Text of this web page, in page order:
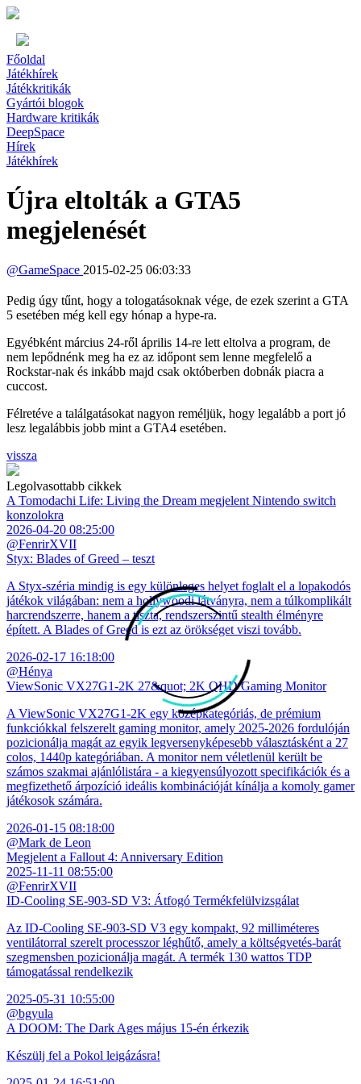
Főoldal
Játékhírek
Játékkritikák
Gyártói blogok
Hardware kritikák
DeepSpace
Hírek
Játékhírek
Újra eltolták a GTA5
megjelenését
@GameSpace 2015-02-25 06:03:33
Pedig úgy tűnt, hogy a tologatásoknak vége, de ezek szerint a GTA
5 esetében még kell egy hónap a hype-ra.
Egyébként március 24-ről április 14-re lett eltolva a program, de
nem lepődnénk meg ha ez az időpont sem lenne megfelelő a
Rockstar-nak és inkább majd csak októberben dobnák piacra a
cuccost.
Félretéve a találgatásokat nagyon reméljük, hogy legalább a port jó
lesz legalábbis jobb mint a GTA4 esetében.
vissza
Legolvasottabb cikkek
A Tomodachi Life: Living the Dream megjelent Nintendo switch
konzolokra
2026-04-20 08:25:00
@FenrirXVII
Styx: Blades of Greed – teszt
A Styx-széria mindig is egy különleges helyet foglalt el a lopakodós
játékok világában: nem a hollywoodi látványra, nem a túlkomplikált
harcrendszerre, hanem a tiszta, rendszerszintű stealth élményre
épített. A Blades of Greed is ezt az örökséget viszi tovább.
2026-02-17 16:18:00
@Hénya
ViewSonic VX27G1-2K 27&quot; 2K QHD Gaming Monitor
A ViewSonic VX27G1-2K egy középkategóriás, de prémium
funkciókkal felszerelt gaming monitor, amely 2025-2026 fordulóján
pozicionálja magát az egyik legversenyképesebb választásként a 27
colos, 1440p kategóriában. A monitor nem véletlenül került be
számos szakmai ajánlólistára - a kiegyensúlyozott specifikációk és a
megfizethető árpozíció ideális kombinációját kínálja a komoly gamer
játékosok számára.
2026-01-15 08:18:00
@Mark de Leon
Megjelent a Fallout 4: Anniversary Edition
2025-11-11 08:55:00
@FenrirXVII
ID-Cooling SE-903-SD V3: Átfogó Termékfelülvizsgálat
Az ID-Cooling SE-903-SD V3 egy kompakt, 92 milliméteres
ventilátorral szerelt processzor léghűtő, amely a költségvetés-barát
szegmensben pozicionálja magát. A termék 130 wattos TDP
támogatással rendelkezik
2025-05-31 10:55:00
@bgyula
A DOOM: The Dark Ages május 15-én érkezik
Készülj fel a Pokol leigázásra!